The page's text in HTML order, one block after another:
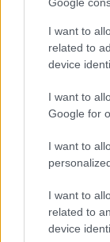
I want to
related to
device
I want to
Google for
I want to
I want to
related to
device
छवि विवरण
यो दृश्यले रेडमेन
एनिमे शैलीको
अंगाराको
अँध्यारो, तहदार
साथ जबकि
अदृश्य संकल्पको
छ, घुँडा झुकेको छ,